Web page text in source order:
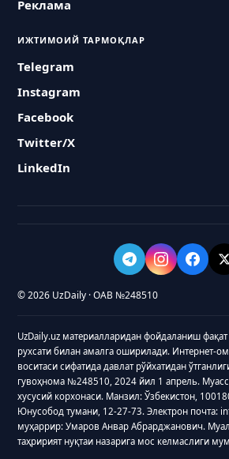
Реклама
ИЖТИМОИЙ ТАРМОҚЛАР
Telegram
Instagram
Facebook
Twitter/X
LinkedIn
© 2026 UzDaily · ОАВ №248510
UzDaily.uz материалларидан фойдаланиш
рухсати билан амалга оширилади. Интернет-
воситаси сифатида давлат рўйхатидан
гувоҳнома №248510, 2024 йил 1 апрель.
хусусий корхонаси. Манзил: Ўзбекистон,
Юнусобод тумани, 12-27-73. Электрон почта:
муҳаррир: Умаров Анвар Абрарджанович.
таҳририят нуқтаи назарига мос келмаслиги